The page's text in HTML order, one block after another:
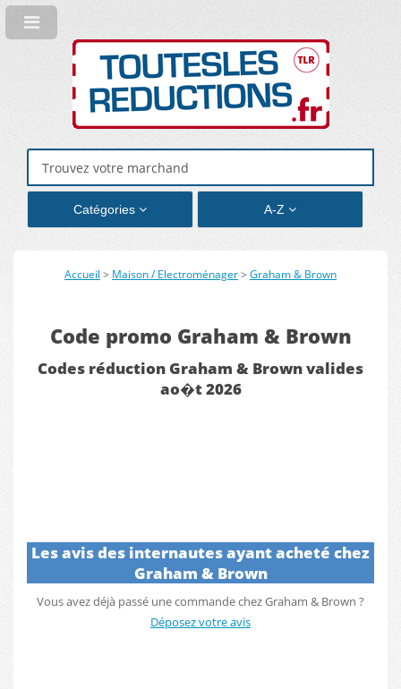
Catégories A-Z
Accueil > Maison / Electroménager> Graham & Brown
Code promo Graham & Brown
Codes réduction Graham & Brown valides
ao�t 2026
Les avis des internautes ayant acheté chez
Graham & Brown
Vous avez déjà passé une commande chez Graham & Brown ?
Déposez votre avis